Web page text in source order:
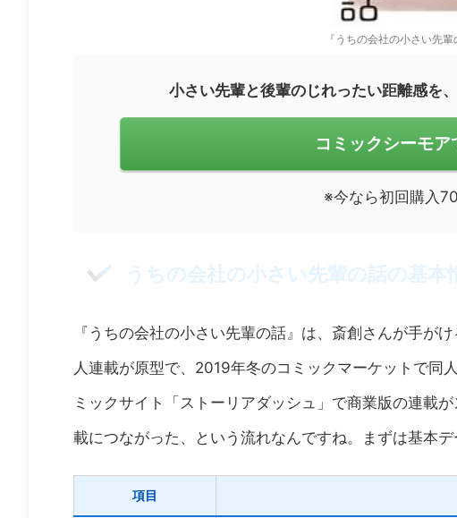
『うちの会社の小さい先
小さい先輩と後輩のじれったい距離感を
コミックシーモ
※今なら初回購入
うちの会社の小さい先輩の話の基本
『うちの会社の小さい先輩の話』は、斎創さんが手が
人連載が原型で、2019年冬のコミックマーケットで
ミックサイト「ストーリアダッシュ」で商業版の連載
載につながった、という流れなんですね。まずは基本デ
項目